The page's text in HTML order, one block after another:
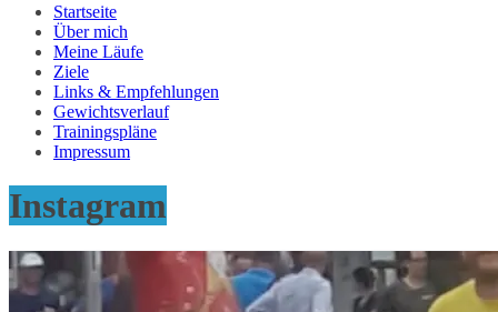
Startseite
Über mich
Meine Läufe
Ziele
Links & Empfehlungen
Gewichtsverlauf
Trainingspläne
Impressum
Instagram